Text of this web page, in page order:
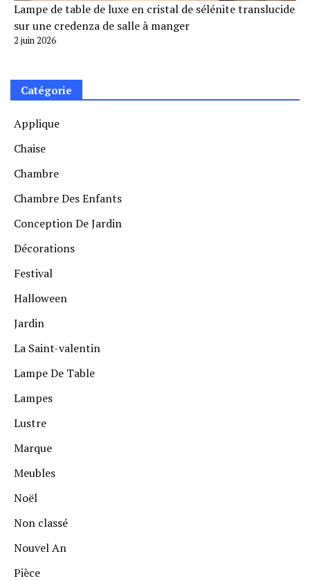
Lampe de table de luxe en cristal de sélénite translucide
sur une credenza de salle à manger
2 juin 2026
Catégorie
Applique
Chaise
Chambre
Chambre Des Enfants
Conception De Jardin
Décorations
Festival
Halloween
Jardin
La Saint-valentin
Lampe De Table
Lampes
Lustre
Marque
Meubles
Noël
Non classé
Nouvel An
Pièce